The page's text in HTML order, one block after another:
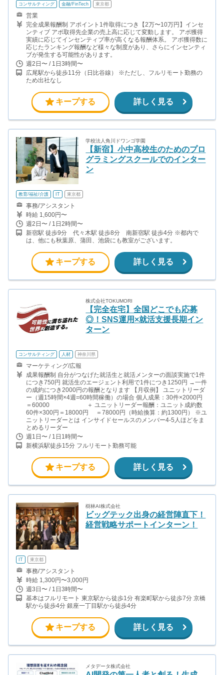
コンサルティング 金融/FinTech 東京都
営業
完全成果報酬制 アポイント1件取得につき【2万〜10万円】インセ
ンティブ アポ取得先企業の売上高に応じて変動します。 アポ獲得
実績に応じてインセンティブ率が高くなる報酬体系。 アポ獲得数に
応じたランキング報酬など様々な制度があり、さらにインセンティ
ブが発生する可能性があります。
週2日〜 / 1日3時間〜
広尾駅から徒歩11分（日比谷線） ※ただし、フルリモート勤務の
ため出社なし
キープする 詳しく見る
学校法人角川ドワンゴ学園
【新宿】小中高校生のためのプロ
グラミングスクールでのインター
ン
教育/福祉/介護 IT 東京都
事務/アシスタント
時給 1,600円〜
週2日〜 / 1日2時間〜
新宿駅 徒歩9分 代々木駅 徒歩8分 南新宿駅 徒歩4分 ※都内で
は、他にも秋葉原、蒲田、池袋にも教室がございます。
キープする 詳しく見る
株式会社TOKUMORI
【完全在宅】全国どこでも応募
◎！SNS運用×就活支援長期イン
ターン
コンサルティング 人材 神奈川県
マーケティング/広報
成果報酬制 自分がつなげた就活生と就活メンターの面談実施で1件
につき750円 就活生のエージェント利用で1件につき1250円 →一件
の成約につき2000円の報酬となります 【月収例】 ユニットリーダ
ー（週15時間×4週=60時間稼働）の場合 個人成果：30件×2000円
＝60000 ＋ ユニットリーダー報酬：ユニット成約数
60件×300円＝18000円 ＝78000円（時給換算：約1300円） ※ユ
ニットリーダーとは インサイドセールスのメンバー4-5人ほどをま
とめるリーダー
週1日〜 / 1日1時間〜
新横浜駅徒歩15分 フルリモート勤務可能
キープする 詳しく見る
樹林AI株式会社
ビッグテック出身の経営陣直下！
経営戦略サポートインターン！
IT 東京都
事務/アシスタント
時給 1,300円〜3,000円
週3日〜 / 1日3時間〜
基本はフルリモート 東京駅から徒歩1分 有楽町駅から徒歩7分 京橋
駅から徒歩4分 銀座一丁目駅から徒歩4分
キープする 詳しく見る
メタデータ株式会社